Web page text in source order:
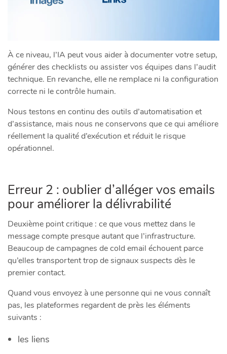
À ce niveau, l’IA peut vous aider à documenter votre setup,
générer des checklists ou assister vos équipes dans l’audit
technique. En revanche, elle ne remplace ni la configuration
correcte ni le contrôle humain.
Nous testons en continu des outils d’automatisation et
d’assistance, mais nous ne conservons que ce qui améliore
réellement la qualité d’exécution et réduit le risque
opérationnel.
Erreur 2 : oublier d’alléger vos emails
pour améliorer la délivrabilité
Deuxième point critique : ce que vous mettez dans le
message compte presque autant que l’infrastructure.
Beaucoup de campagnes de cold email échouent parce
qu’elles transportent trop de signaux suspects dès le
premier contact.
Quand vous envoyez à une personne qui ne vous connaît
pas, les plateformes regardent de près les éléments
suivants :
les liens